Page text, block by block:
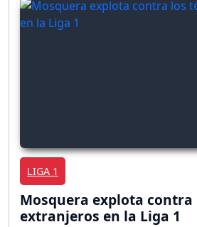
LIGA 1
Mosquera explota contra
extranjeros en la Liga 1